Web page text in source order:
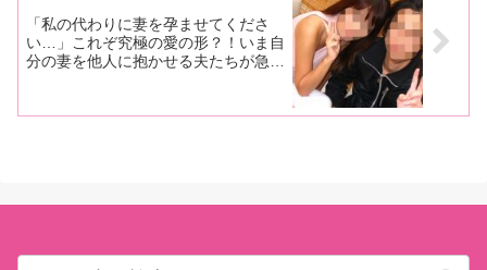
「私の代わりに妻を孕ませてくださ
い…」これぞ究極の愛の形？！いま自
分の妻を他人に抱かせる夫たちが急増